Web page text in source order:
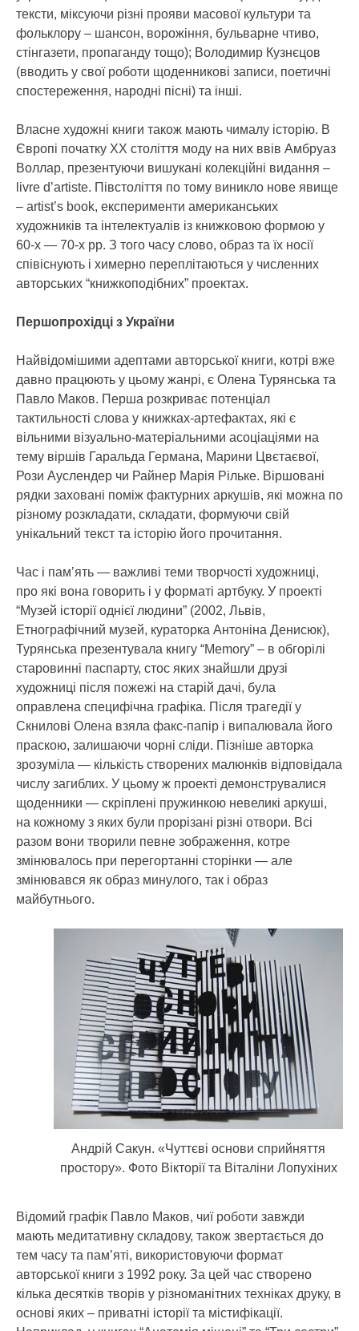
тексти, міксуючи різні прояви масової культури та
фольклору – шансон, ворожіння, бульварне чтиво,
стінгазети, пропаганду тощо); Володимир Кузнєцов
(вводить у свої роботи щоденникові записи, поетичні
спостереження, народні пісні) та інші.
Власне художні книги також мають чималу історію. В
Європі початку ХХ століття моду на них ввів Амбруаз
Воллар, презентуючи вишукані колекційні видання –
livre d’artiste. Півстоліття по тому виникло нове явище
– artist’s book, експерименти американських
художників та інтелектуалів із книжковою формою у
60-х — 70-х рр. З того часу слово, образ та їх носії
співіснують і химерно переплітаються у численних
авторських “книжкоподібних” проектах.
Першопрохідці з України
Найвідомішими адептами авторської книги, котрі вже
давно працюють у цьому жанрі, є Олена Турянська та
Павло Маков. Перша розкриває потенціал
тактильності слова у книжках-артефактах, які є
вільними візуально-матеріальними асоціаціями на
тему віршів Гаральда Германа, Марини Цвєтаєвої,
Рози Ауслендер чи Райнер Марія Рільке. Віршовані
рядки заховані поміж фактурних аркушів, які можна по
різному розкладати, складати, формуючи свій
унікальний текст та історію його прочитання.
Час і пам’ять — важливі теми творчості художниці,
про які вона говорить і у форматі артбуку. У проекті
“Музей історії однієї людини” (2002, Львів,
Етнографічний музей, кураторка Антоніна Денисюк),
Турянська презентувала книгу “Memory” – в обгорілі
старовинні паспарту, стос яких знайшли друзі
художниці після пожежі на старій дачі, була
оправлена специфічна графіка. Після трагедії у
Скнилові Олена взяла факс-папір і випалювала його
праскою, залишаючи чорні сліди. Пізніше авторка
зрозуміла — кількість створених малюнків відповідала
числу загиблих. У цьому ж проекті демонструвалися
щоденники — скріплені пружинкою невеликі аркуші,
на кожному з яких були прорізані різні отвори. Всі
разом вони творили певне зображення, котре
змінювалось при перегортанні сторінки — але
змінювався як образ минулого, так і образ
майбутнього.
Андрій Сакун. «Чуттєві основи сприйняття
простору». Фото Вікторії та Віталіни Лопухіних
Відомий графік Павло Маков, чиї роботи завжди
мають медитативну складову, також звертається до
тем часу та пам’яті, використовуючи формат
авторської книги з 1992 року. За цей час створено
кілька десятків творів у різноманітних техніках друку, в
основі яких – приватні історії та містифікації.